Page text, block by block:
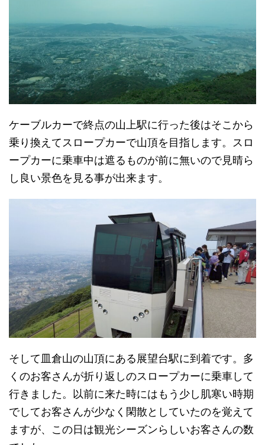
ケーブルカーで終点の山上駅に行った後はそこから
乗り換えてスロープカーで山頂を目指します。スロ
ープカーに乗車中は遮るものが前に無いので見晴ら
し良い景色を見る事が出来ます。
そして皿倉山の山頂にある展望台駅に到着です。多
くのお客さんが折り返しのスロープカーに乗車して
行きました。以前に来た時にはもう少し肌寒い時期
でしてお客さんが少なく閑散としていたのを覚えて
ますが、この日は観光シーズンらしいお客さんの数